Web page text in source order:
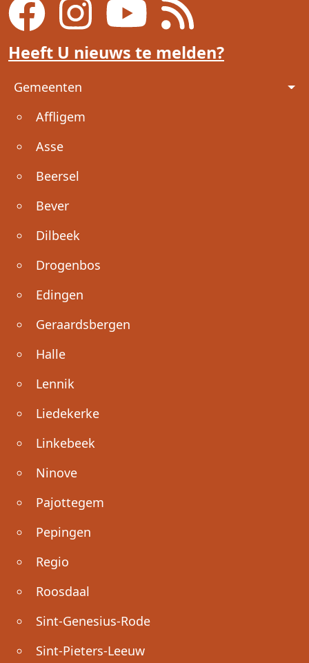
Heeft U nieuws te melden?
Voet
Gemeenten
Affligem
Asse
Beersel
Bever
Dilbeek
Drogenbos
Edingen
Geraardsbergen
Halle
Lennik
Liedekerke
Linkebeek
Ninove
Pajottegem
Pepingen
Regio
Roosdaal
Sint-Genesius-Rode
Sint-Pieters-Leeuw